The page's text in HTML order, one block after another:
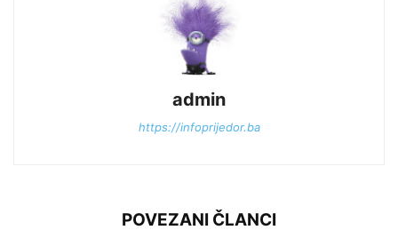
admin
https://infoprijedor.ba
POVEZANI ČLANCI